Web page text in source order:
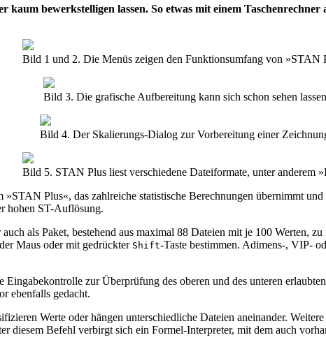
kaum bewerkstelligen lassen. So etwas mit einem
Bild 1 und 2. Die Menüs zeigen den Funktionsumfang von »STAN
Bild 3. Die grafische Aufbereitung kann sich schon sehen lassen
Bild 4. Der Skalierungs-Dialog zur Vorbereitung einer
Bild 5. STAN Plus liest verschiedene Dateiformate, unter anderem
Plus«, das zahlreiche statistische Berechnungen übernimmt
hohen ST-Auflösung.
als Paket, bestehend aus maximal 88 Dateien mit je 100 Werten,
Maus oder mit gedrückter Shift-Taste bestimmen. Adimens-, VIP-
Eingabekontrolle zur Überprüfung des oberen und des unteren
ebenfalls gedacht.
Werte oder hängen unterschiedliche Dateien aneinander.
diesem Befehl verbirgt sich ein Formel-Interpreter, mit dem auch